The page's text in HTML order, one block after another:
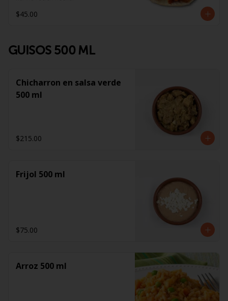
$45.00
GUISOS 500 ML
Chicharron en salsa verde
500 ml
$215.00
Frijol 500 ml
$75.00
Arroz 500 ml